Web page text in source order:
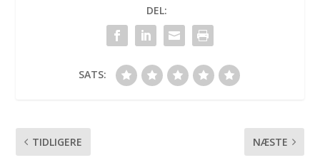
DEL:
SATS:
TIDLIGERE NÆSTE